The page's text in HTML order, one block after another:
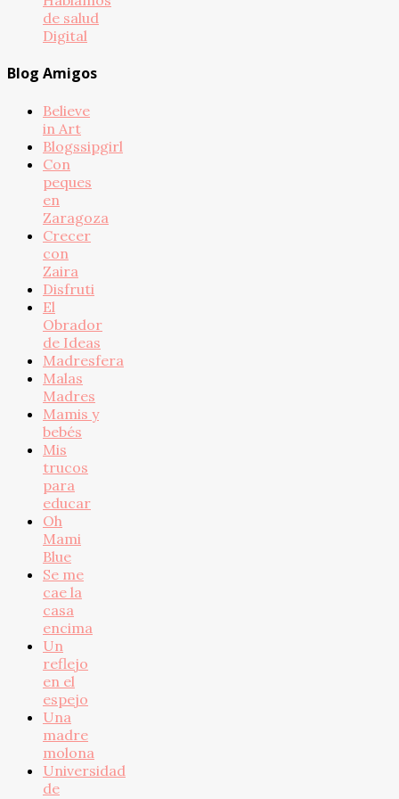
de salud
Digital
Blog Amigos
Believe
in Art
Blogssipgirl
Con
peques
en
Zaragoza
Crecer
con
Zaira
Disfruti
El
Obrador
de Ideas
Madresfera
Malas
Madres
Mamis y
bebés
Mis
trucos
para
educar
Oh
Mami
Blue
Se me
cae la
casa
encima
Un
reflejo
en el
espejo
Una
madre
molona
Universidad
de